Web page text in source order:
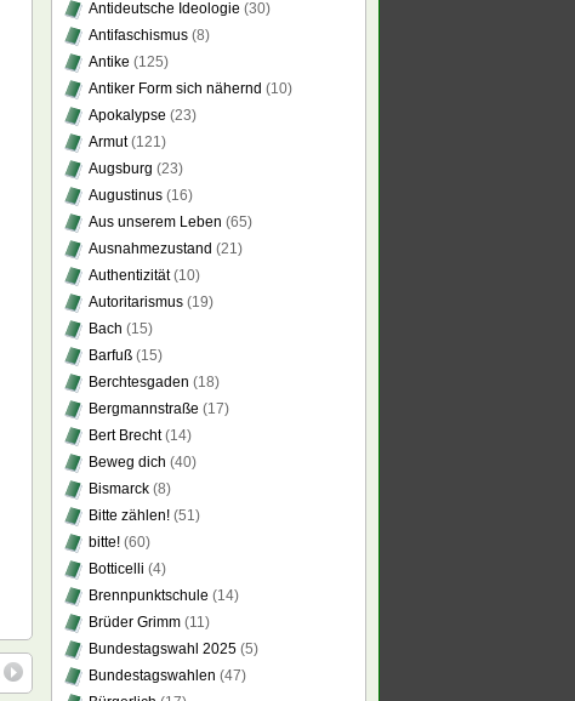
Antideutsche Ideologie (30)
Antifaschismus (8)
Antike (125)
Antiker Form sich nähernd (10)
Apokalypse (23)
Armut(121)
Augsburg (23)
Augustinus (16)
Aus unserem Leben (65)
Ausnahmezustand (21)
Authentizität(10)
Autoritarismus (19)
Bach (15)
Barfuß (15)
Berchtesgaden (18)
Bergmannstraße (17)
Bert Brecht(14)
Beweg dich (40)
Bismarck (8)
Bitte zählen! (51)
bitte! (60)
Botticelli (4)
Brennpunktschule (14)
Brüder Grimm (11)
Bundestagswahl 2025 (5)
Bundestagswahlen (47)